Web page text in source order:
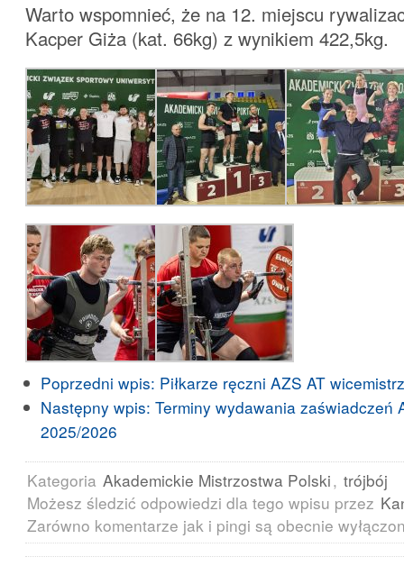
Warto wspomnieć, że na 12. miejscu
Kacper Giża (kat. 66kg) z wynikiem 422,5kg.
Poprzedni wpis: Piłkarze ręczni AZS AT
Następny wpis: Terminy wydawania zaświadczeń
2025/2026
Kategoria Akademickie Mistrzostwa Polski, trójbój
Możesz śledzić odpowiedzi dla tego wpisu przez
Zarówno komentarze jak i pingi są obecnie